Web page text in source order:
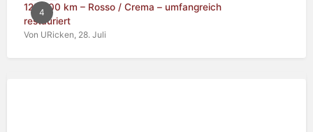
4
125.000 km – Rosso / Crema – umfangreich
restauriert
Von URicken, 28. Juli